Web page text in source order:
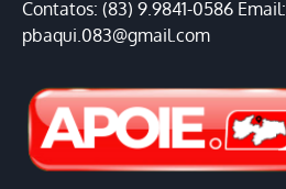
Contatos: (83) 9.9841-0586 Email:
pbaqui.083@gmail.com